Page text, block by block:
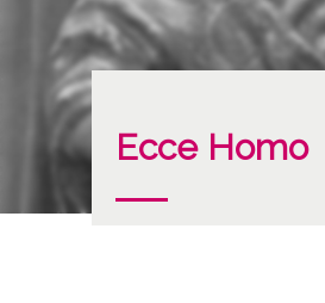
Ecce Homo